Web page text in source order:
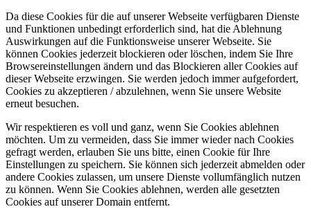
Da diese Cookies für die auf unserer Webseite verfügbaren Dienste
und Funktionen unbedingt erforderlich sind, hat die Ablehnung
Auswirkungen auf die Funktionsweise unserer Webseite. Sie
können Cookies jederzeit blockieren oder löschen, indem Sie Ihre
Browsereinstellungen ändern und das Blockieren aller Cookies auf
dieser Webseite erzwingen. Sie werden jedoch immer aufgefordert,
Cookies zu akzeptieren / abzulehnen, wenn Sie unsere Website
erneut besuchen.
Wir respektieren es voll und ganz, wenn Sie Cookies ablehnen
möchten. Um zu vermeiden, dass Sie immer wieder nach Cookies
gefragt werden, erlauben Sie uns bitte, einen Cookie für Ihre
Einstellungen zu speichern. Sie können sich jederzeit abmelden oder
andere Cookies zulassen, um unsere Dienste vollumfänglich nutzen
zu können. Wenn Sie Cookies ablehnen, werden alle gesetzten
Cookies auf unserer Domain entfernt.